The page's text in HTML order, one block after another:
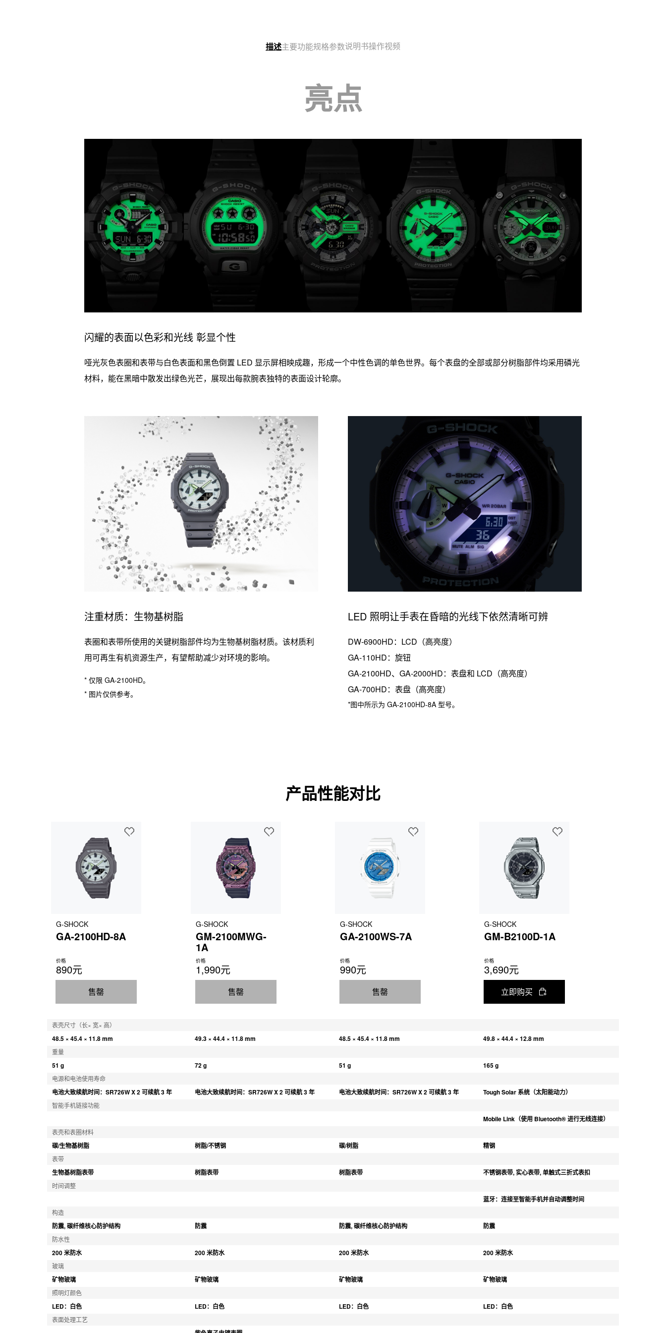
描述主要功能规格参数说明书操作视频
亮点
闪耀的表面以色彩和光线 彰显个性
哑光灰色表圈和表带与白色表面和黑色倒置 LED 显示屏相映成趣，形成一个中性色调的单色世界。每个表盘的全部或部分树脂部件均采用磷光
材料，能在黑暗中散发出绿色光芒，展现出每款腕表独特的表面设计轮廓。
注重材质：生物基树脂
表圈和表带所使用的关键树脂部件均为生物基树脂材质。该材质利
用可再生有机资源生产，有望帮助减少对环境的影响。
* 仅限 GA-2100HD。
* 图片仅供参考。
LED 照明让手表在昏暗的光线下依然清晰可辨
DW-6900HD：LCD （高亮度）
GA-110HD：旋钮
GA-2100HD、GA-2000HD：表盘和 LCD （高亮度）
GA-700HD：表盘 （高亮度）
*图中所示为 GA-2100HD-8A 型号。
产品性能对比
G-SHOCK
GA-2100HD-8A
价格
890元
售罄
G-SHOCK
GM-2100MWG-
1A
价格
1,990元
售罄
G-SHOCK
GA-2100WS-7A
价格
990元
售罄
G-SHOCK
GM-B2100D-1A
价格
3,690元
立即购买
表壳尺寸（长× 宽× 高）
48.5 × 45.4 × 11.8 mm 49.3 × 44.4 × 11.8 mm 48.5 × 45.4 × 11.8 mm 49.8 × 44.4 × 12.8 mm
重量
51 g 72 g 51 g 165 g
电源和电池使用寿命
电池大致续航时间：SR726W X 2 可续航 3 年 电池大致续航时间：SR726W X 2 可续航 3 年 电池大致续航时间：SR726W X 2 可续航 3 年 Tough Solar 系统（太阳能动力）
智能手机链接功能
Mobile Link（使用 Bluetooth® 进行无线连接）
表壳和表圈材料
碳/生物基树脂 树脂/不锈钢 碳/树脂 精钢
表带
生物基树脂表带 树脂表带 树脂表带 不锈钢表带, 实心表带, 单触式三折式表扣
时间调整
蓝牙：连接至智能手机并自动调整时间
构造
防震, 碳纤维核心防护结构 防震 防震, 碳纤维核心防护结构 防震
防水性
200 米防水 200 米防水 200 米防水 200 米防水
玻璃
矿物玻璃 矿物玻璃 矿物玻璃 矿物玻璃
照明灯颜色
LED：白色 LED：白色 LED：白色 LED：白色
表面处理工艺